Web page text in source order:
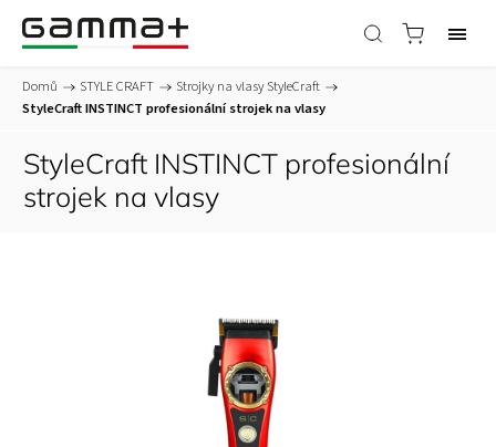
Domů / STYLE CRAFT / Strojky na vlasy StyleCraft /
StyleCraft INSTINCT profesionální strojek na vlasy
StyleCraft INSTINCT profesionální
strojek na vlasy